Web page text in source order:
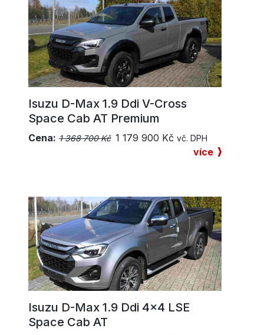
Isuzu D-Max 1.9 Ddi V-Cross
Space Cab AT Premium
Cena: 1 368 700 Kč 1 179 900 Kč vč. DPH
více
Isuzu D-Max 1.9 Ddi 4×4 LSE
Space Cab AT